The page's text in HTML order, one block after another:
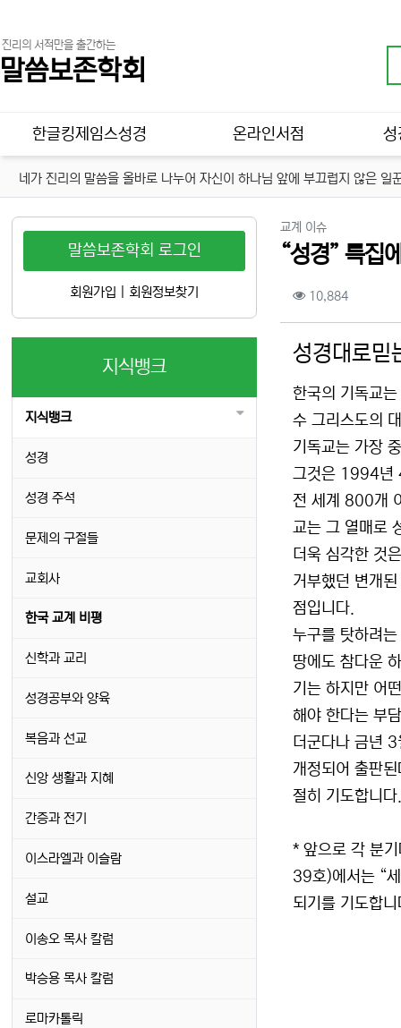
진리의 서적만을 출간하는
말씀보존학회
메인 메뉴
한글킹제임스성경 온라인서점 성
네가 진리의 말씀을 올바로 나누어 자신이 하나님 앞에 부끄럽지 않은
교계 이슈분류
“성경” 특집
컨텐츠 정보
10,884조회
성경대로믿
한국의 기독교
수 그리스도의
기독교는 가장
그것은 1994년
전 세계 800개
교는 그 열매로
더욱 심각한 것
거부했던 변개
점입니다.
누구를 탓하려
땅에도 참다운
기는 하지만 어
해야 한다는 부
더군다나 금년
개정되어 출판
절히 기도합니다.
* 앞으로 각 분
39호)에서는 “
되기를 기도합
말씀보존학회 로그인
회원가입 회원정보찾기
지식뱅크
지식뱅크
성경
성경 주석
문제의 구절들
교회사
한국 교계 비평
신학과 교리
성경공부와 양육
복음과 선교
신앙 생활과 지혜
간증과 전기
이스라엘과 이슬람
설교
이송오 목사 칼럼
박승용 목사 칼럼
로마카톨릭